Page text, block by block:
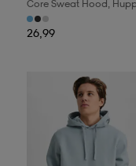
Core Sweat Hood,
Miesten
26,99
Valitse 2, maksa 44,99€